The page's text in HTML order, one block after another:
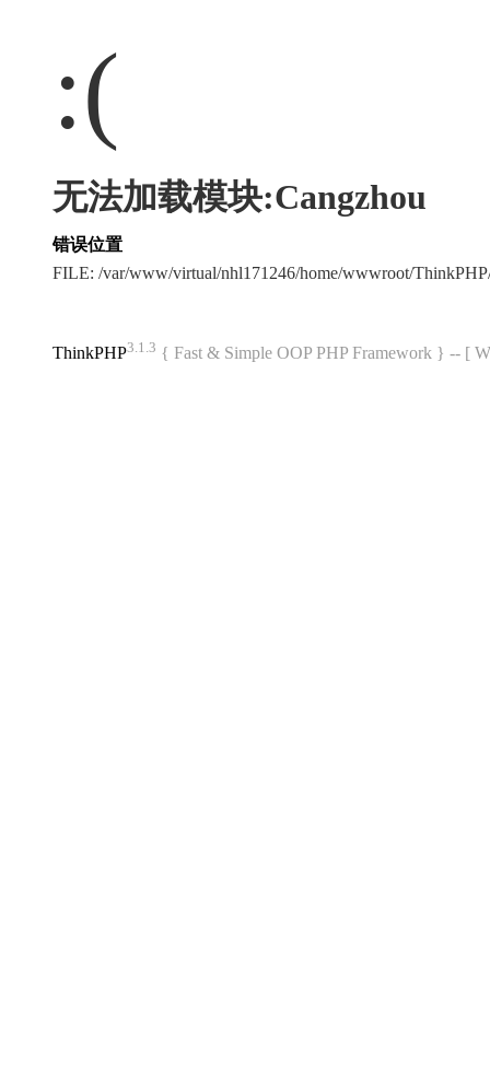
:(
无法加载模块:Cangzhou
错误位置
FILE: /var/www/virtual/nhl171246/home/wwwroot/
ThinkPHP3.1.3 { Fast & Simple OOP PHP Framework } -- [